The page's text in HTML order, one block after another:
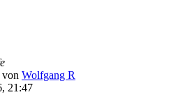
von Wolfgang R
21:47